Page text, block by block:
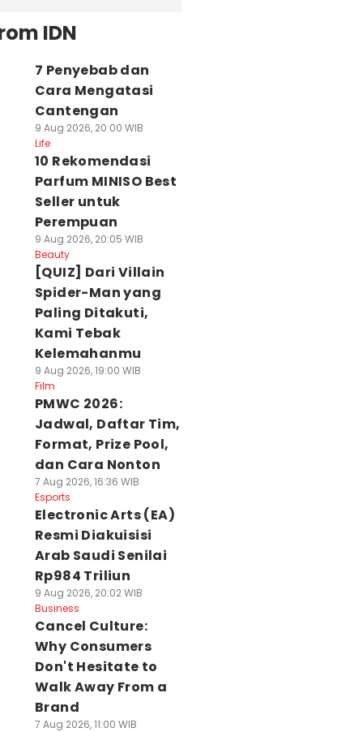
IDN
7 Penyebab dan
Cara Mengatasi
Cantengan
9 Aug 2026, 20:00 WIB
Life
10 Rekomendasi
Parfum MINISO Best
Seller untuk
Perempuan
9 Aug 2026, 20:05 WIB
Beauty
[QUIZ] Dari Villain
Spider-Man yang
Paling Ditakuti,
Kami Tebak
Kelemahanmu
9 Aug 2026, 19:00 WIB
Film
PMWC 2026:
Jadwal, Daftar Tim,
Format, Prize Pool,
dan Cara Nonton
7 Aug 2026, 16:36 WIB
Esports
Electronic Arts (EA)
Resmi Diakuisisi
Arab Saudi Senilai
Rp984 Triliun
9 Aug 2026, 20:02 WIB
Business
Cancel Culture:
Why Consumers
Don't Hesitate to
Walk Away From a
Brand
7 Aug 2026, 11:00 WIB